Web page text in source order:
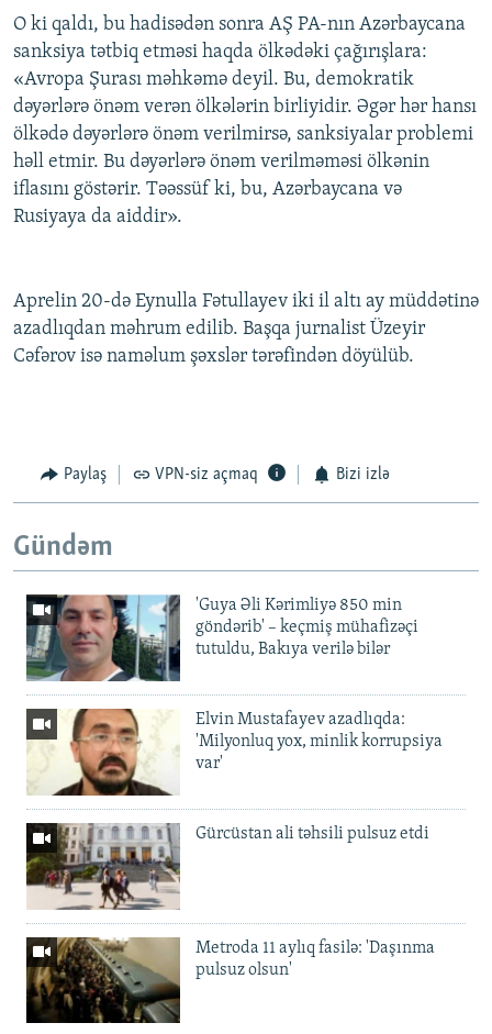
O ki qaldı, bu hadisədən sonra AŞ PA-nın Azərbaycana
sanksiya tətbiq etməsi haqda ölkədəki çağırışlara:
«Avropa Şurası məhkəmə deyil. Bu, demokratik
dəyərlərə önəm verən ölkələrin birliyidir. Əgər hər hansı
ölkədə dəyərlərə önəm verilmirsə, sanksiyalar problemi
həll etmir. Bu dəyərlərə önəm verilməməsi ölkənin
iflasını göstərir. Təəssüf ki, bu, Azərbaycana və
Rusiyaya da aiddir».
Aprelin 20-də Eynulla Fətullayev iki il altı ay müddətinə
azadlıqdan məhrum edilib. Başqa jurnalist Üzeyir
Cəfərov isə naməlum şəxslər tərəfindən döyülüb.
Paylaş VPN-siz açmaq Bizi izlə
Gündəm
'Guya Əli Kərimliyə 850 min
göndərib' – keçmiş mühafizəçi
tutuldu, Bakıya verilə bilər
Elvin Mustafayev azadlıqda:
'Milyonluq yox, minlik korrupsiya
var'
Gürcüstan ali təhsili pulsuz etdi
Metroda 11 aylıq fasilə: 'Daşınma
pulsuz olsun'